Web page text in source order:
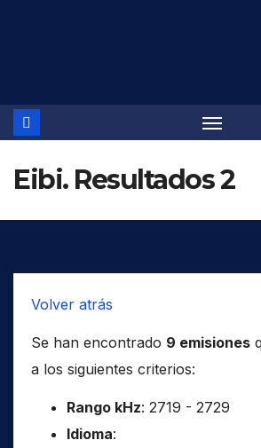
Eibi. Resultados 2
Volver atrás
Se han encontrado 9 emisiones
a los siguientes criterios:
Rango kHz: 2719 - 2729
Idioma: